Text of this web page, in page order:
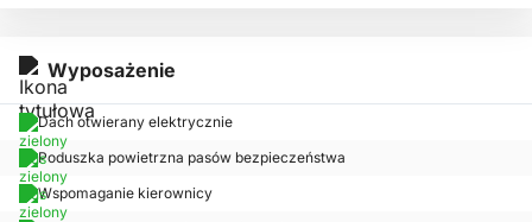
Wyposażenie
Dach otwierany elektrycznie
Poduszka powietrzna pasów bezpieczeństwa
Wspomaganie kierownicy